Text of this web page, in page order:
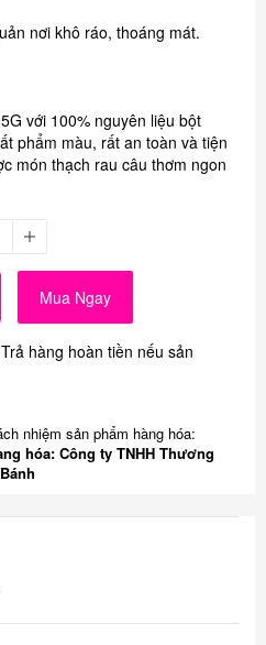
nơi khô ráo, thoáng mát.
với 100% nguyên liệu bột
phẩm màu, rất an toàn và tiện
món thạch rau câu thơm ngon
Mua Ngay
Trả hàng hoàn tiền nếu sản
nhiệm sản phẩm hàng hóa:
hóa: Công ty TNHH Thương